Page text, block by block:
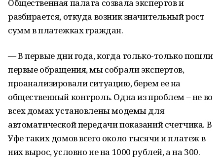
Общественная палата созвала экспертов и
разбирается, откуда возник значительный рост
сумм в платежках граждан.
— В первые дни года, когда только-только пошли
первые обращения, мы собрали экспертов,
проанализировали ситуацию, берем ее на
общественный контроль. Одна из проблем – не во
всех домах установлены модемы для
автоматической передачи показаний счетчика. В
Уфе таких домов всего около тысячи и платеж в
них вырос, условно не на 1000 рублей, а на 300.